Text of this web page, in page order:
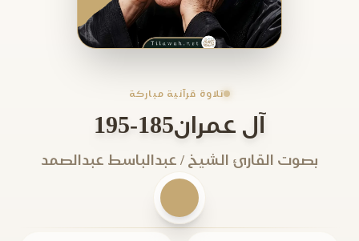
تلاوة قرآنية مباركة
آل عمران185-195
بصوت القارئ الشيخ / عبدالباسط عبدالصمد